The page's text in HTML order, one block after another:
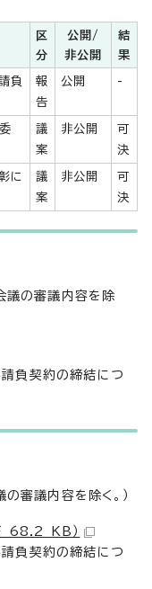
区
分
公開/
非公開
結
果
負
報
告
公開 -
議
案
非公開
可
決
に
議
案
非公開
可
決
議の審議内容を除
負契約の締結につ
審議内容を除く。）
68.2 KB）
負契約の締結につ